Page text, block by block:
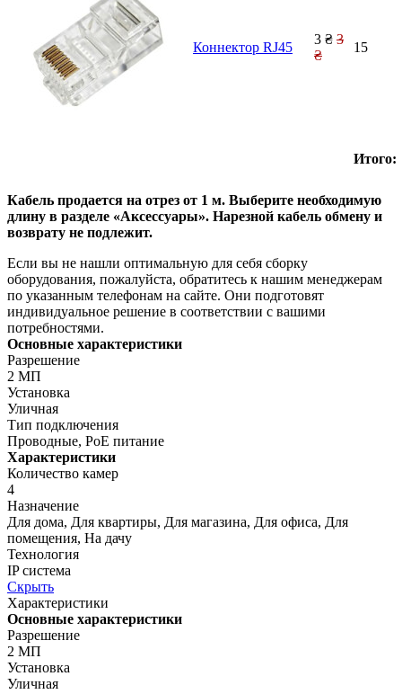
Коннектор RJ45
3 ₴ 3
₴
15
Итого:
Кабель продается на отрез от 1 м. Выберите необходимую
длину в разделе «Аксессуары». Нарезной кабель обмену и
возврату не подлежит.
Если вы не нашли оптимальную для себя сборку
оборудования, пожалуйста, обратитесь к нашим менеджерам
по указанным телефонам на сайте. Они подготовят
индивидуальное решение в соответствии с вашими
потребностями.
Основные характеристики
Разрешение
2 МП
Установка
Уличная
Тип подключения
Проводные, PoE питание
Характеристики
Количество камер
4
Назначение
Для дома, Для квартиры, Для магазина, Для офиса, Для
помещения, На дачу
Технология
IP система
Скрыть
Характеристики
Основные характеристики
Разрешение
2 МП
Установка
Уличная